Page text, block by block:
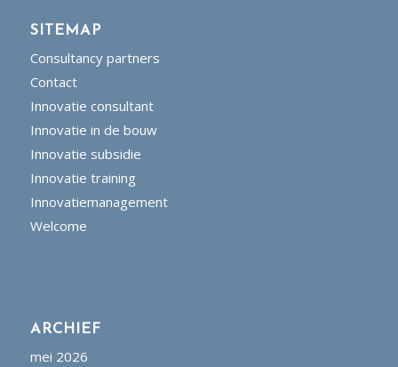
SITEMAP
Consultancy partners
Contact
Innovatie consultant
Innovatie in de bouw
Innovatie subsidie
Innovatie training
Innovatiemanagement
Welcome
ARCHIEF
mei 2026